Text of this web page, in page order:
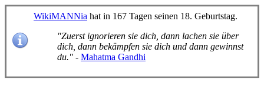
WikiMANNia hat in 167 Tagen seinen 18. Geburtstag.
"Zuerst ignorieren sie dich, dann lachen sie über
dich, dann bekämpfen sie dich und dann gewinnst
du." - Mahatma Gandhi